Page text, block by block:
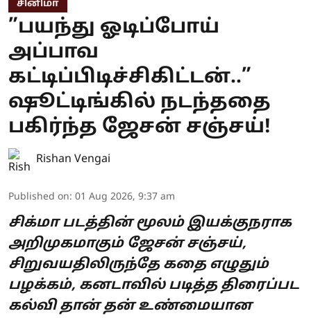
சினிமா
”பயந்து ஓடிப்போய்
அப்பாவ
கட்டிப்பிடிச்சிகிட்டன்..”
ஷூட்டிங்கில் நடந்ததை
பகிர்ந்த ஜேசன் சஞ்சய்!
Rishan Vengai
Published on: 01 Aug 2026, 9:37 am
சிக்மா படத்தின் மூலம் இயக்குநராக
அறிமுகமாகும் ஜேசன் சஞ்சய்,
சிறுவயதிலிருந்தே கதை எழுதும்
பழக்கம், கனடாவில் படித்த திரைப்பட
கல்வி தான் தன் உண்மையான